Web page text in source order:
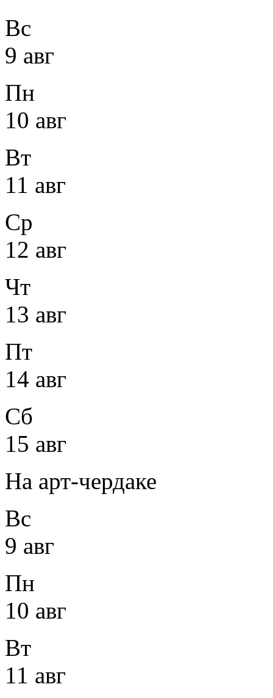
Вс
9 авг
Пн
10 авг
Вт
11 авг
Ср
12 авг
Чт
13 авг
Пт
14 авг
Сб
15 авг
На арт-чердаке
Вс
9 авг
Пн
10 авг
Вт
11 авг